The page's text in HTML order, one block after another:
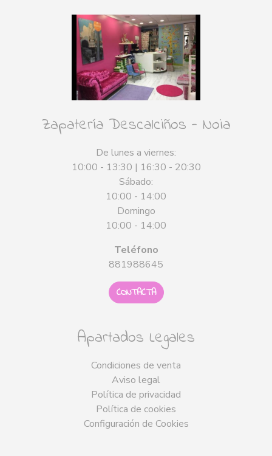
Zapatería Descalciños - Noia
De lunes a viernes:
10:00 - 13:30 | 16:30 - 20:30
Sábado:
10:00 - 14:00
Domingo
10:00 - 14:00
Teléfono
881988645
CONTACTA
Apartados Legales
Condiciones de venta
Aviso legal
Política de privacidad
Política de cookies
Configuración de Cookies